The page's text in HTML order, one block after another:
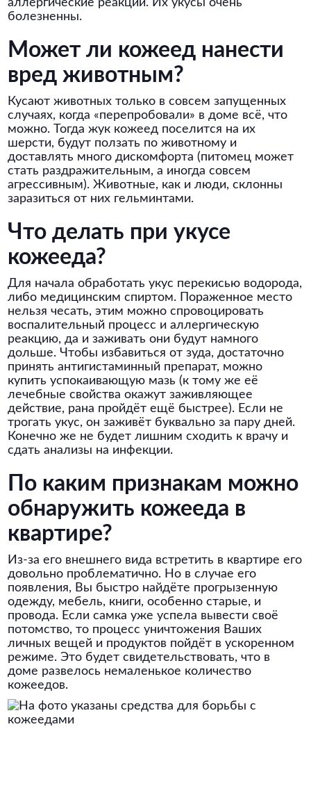
аллергические реакции. Их укусы очень
болезненны.
Может ли кожеед нанести
вред животным?
Кусают животных только в совсем запущенных
случаях, когда «перепробовали» в доме всё, что
можно. Тогда жук кожеед поселится на их
шерсти, будут ползать по животному и
доставлять много дискомфорта (питомец может
стать раздражительным, а иногда совсем
агрессивным). Животные, как и люди, склонны
заразиться от них гельминтами.
Что делать при укусе
кожееда?
Для начала обработать укус перекисью водорода,
либо медицинским спиртом. Пораженное место
нельзя чесать, этим можно спровоцировать
воспалительный процесс и аллергическую
реакцию, да и заживать они будут намного
дольше. Чтобы избавиться от зуда, достаточно
принять антигистаминный препарат, можно
купить успокаивающую мазь (к тому же её
лечебные свойства окажут заживляющее
действие, рана пройдёт ещё быстрее). Если не
трогать укус, он заживёт буквально за пару дней.
Конечно же не будет лишним сходить к врачу и
сдать анализы на инфекции.
По каким признакам можно
обнаружить кожееда в
квартире?
Из-за его внешнего вида встретить в квартире его
довольно проблематично. Но в случае его
появления, Вы быстро найдёте прогрызенную
одежду, мебель, книги, особенно старые, и
провода. Если самка уже успела вывести своё
потомство, то процесс уничтожения Ваших
личных вещей и продуктов пойдёт в ускоренном
режиме. Это будет свидетельствовать, что в
доме развелось немаленькое количество
кожеедов.